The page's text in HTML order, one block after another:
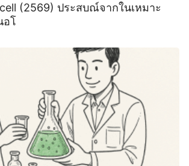
(2569) ประสบณ์จากในเหมาะ
อโ